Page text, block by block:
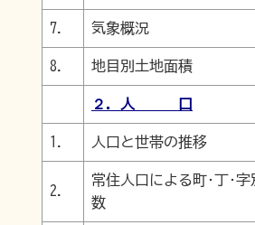
7. 気象概況
8. 地目別土地面積
２．人 口
1. 人口と世帯の推移
2.
常住人口による町･丁･
数